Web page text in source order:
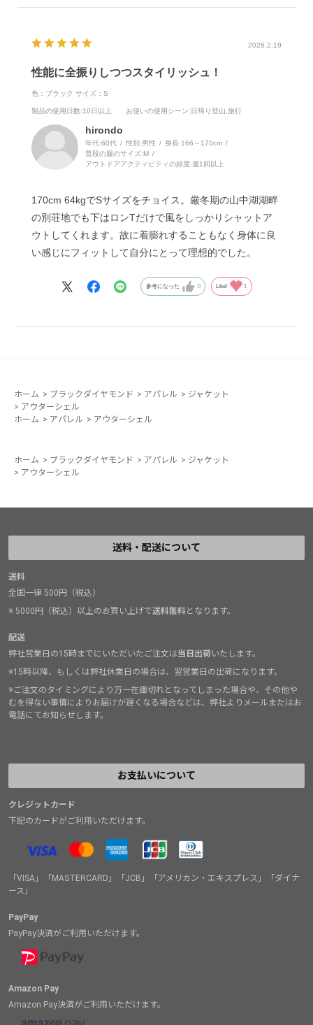
2026.2.19
性能に全振りしつつスタイリッシュ！
色：ブラック サイズ：S
製品の使用日数:10日以上 お使いの使用シーン:日帰り登山,旅行
hirondo
年代:60代 性別:男性 身長:166～170cm
普段の服のサイズ:M
アウトドアアクティビティの頻度:週1回以上
170cm 64kgでSサイズをチョイス。厳冬期の山中湖湖畔
の別荘地でも下はロンTだけで風をしっかりシャットア
ウトしてくれます。故に着膨れすることもなく身体に良
い感じにフィットして自分にとって理想的でした。
参考になった 0 Like! 1
ホーム > ブラックダイヤモンド > アパレル > ジャケット
> アウターシェル
ホーム > アパレル > アウターシェル
ホーム > ブラックダイヤモンド > アパレル > ジャケット
> アウターシェル
送料・配送について
送料
全国一律 500円（税込）
※ 5000円（税込）以上のお買い上げで送料無料となります。
配送
弊社営業日の15時までにいただいたご注文は当日出荷いたします。
※15時以降、もしくは弊社休業日の場合は、翌営業日の出荷になります。
※ご注文のタイミングにより万一在庫切れとなってしまった場合や、その他や
むを得ない事情によりお届けが遅くなる場合などは、弊社よりメールまたはお
電話にてお知らせします。
お支払いについて
クレジットカード
下記のカードがご利用いただけます。
「VISA」「MASTERCARD」「JCB」「アメリカン・エキスプレス」「ダイナ
ース」
PayPay
PayPay決済がご利用いただけます。
Amazon Pay
Amazon Pay決済がご利用いただけます。